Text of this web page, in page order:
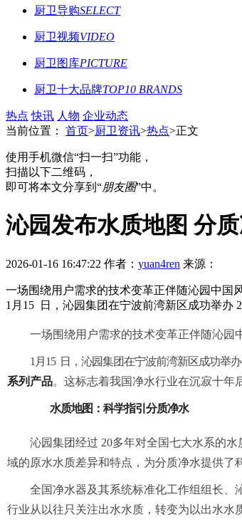
厨卫导购SELECT
厨卫视频VIDEO
厨卫图库PICTURE
厨卫十大品牌TOP10 BRANDS
热点 快讯 人物 企业动态
当前位置： 首页>厨卫资讯>热点>正文
使用手机微信“扫一扫”功能，
扫描以下二维码，
即可将本文分享到“朋友圈”中。
沁园发布水质地图 分
2026-01-16 16:47:22 作者： yuan4ren 来源：
一场围绕用户需求的技术变革正伴随沁园中国
1月15 日，沁园集团在宁波前湾新区成功举办
一场围绕用户需求的技术变革正伴随沁园
1 月 15 日，沁园集团在宁波前湾新区成功举办
系列产品。 这标志着我国净水行业在沉寂十年
水质地图 ：科学指引分质净水
沁园集团经过 20多年对全国七大水系的水
域的原水水质差异和特点， 为分质净水提供了
全国净水器及其系统标准化工作组组长、
行业从以往只关注出水水质，转变为以出水水